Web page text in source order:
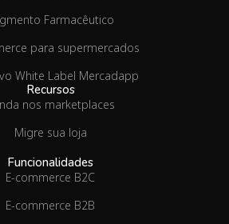
Farmacêutico
para supermercados
White Label Mercadapp
Recursos
nos marketplaces
Migre sua loja
Funcionalidades
E-commerce B2C
E-commerce B2B